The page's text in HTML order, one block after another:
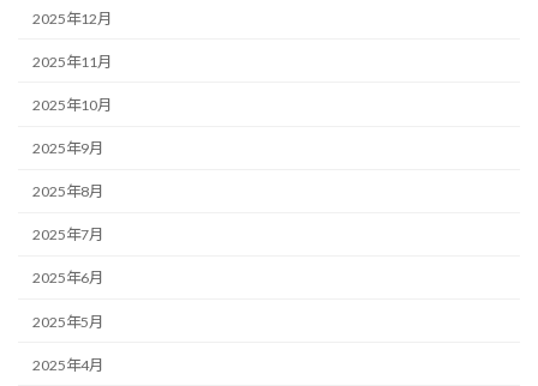
2025年12月
2025年11月
2025年10月
2025年9月
2025年8月
2025年7月
2025年6月
2025年5月
2025年4月